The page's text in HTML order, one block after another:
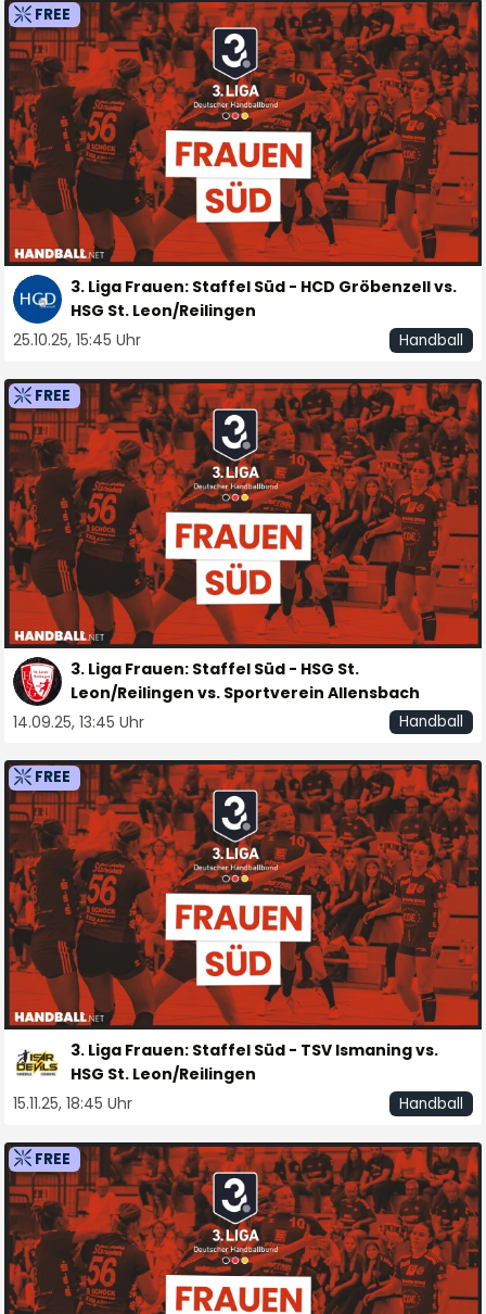
FREE
3. Liga Frauen: Staffel Süd - HCD Gröbenzell vs.
HSG St. Leon/Reilingen
25.10.25, 15:45 Uhr
Handball
FREE
3. Liga Frauen: Staffel Süd - HSG St.
Leon/Reilingen vs. Sportverein Allensbach
14.09.25, 13:45 Uhr
Handball
FREE
3. Liga Frauen: Staffel Süd - TSV Ismaning vs.
HSG St. Leon/Reilingen
15.11.25, 18:45 Uhr
Handball
FREE